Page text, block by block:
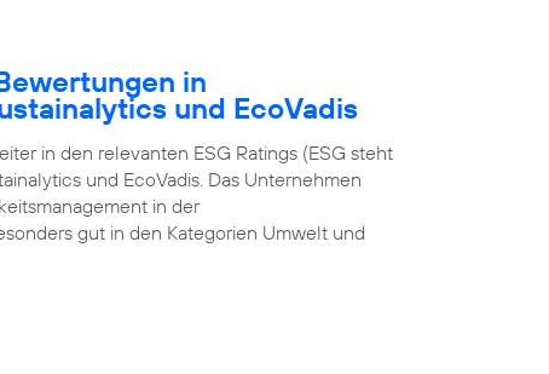
in
und EcoVadis
in den relevanten ESG Ratings (ESG steht
und EcoVadis. Das Unternehmen
in der
gut in den Kategorien Umwelt und